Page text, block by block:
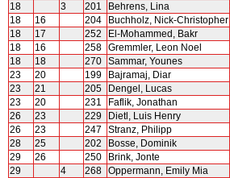
18
3 201 Behrens, Lina
18
16 204 Buchholz, Nick-Christopher
18
17 252 El-Mohammed, Bakr
18
16 258 Gremmler, Leon Noel
18
18 270 Sammar, Younes
23
20 199 Bajramaj, Diar
23
21 205 Dengel, Lucas
23
20 231 Faflik, Jonathan
26
23 229 Dietl, Luis Henry
26
23 247 Stranz, Philipp
28
25 202 Bosse, Dominik
29
26 250 Brink, Jonte
29
4 268 Oppermann, Emily Mia